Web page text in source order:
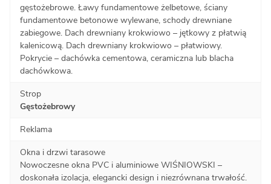
gęstożebrowe. Ławy fundamentowe żelbetowe, ściany
fundamentowe betonowe wylewane, schody drewniane
zabiegowe. Dach drewniany krokwiowo – jętkowy z płatwią
kalenicową. Dach drewniany krokwiowo – płatwiowy.
Pokrycie – dachówka cementowa, ceramiczna lub blacha
dachówkowa.
Strop
Gęstożebrowy
Reklama
Okna i drzwi tarasowe
Nowoczesne okna PVC i aluminiowe WIŚNIOWSKI –
doskonała izolacja, elegancki design i niezrównana trwałość.